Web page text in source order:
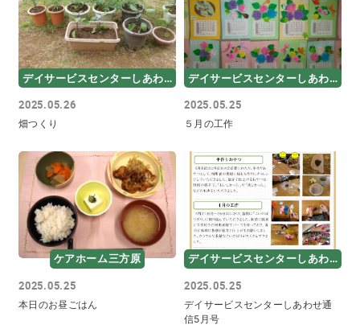
デイサービスセンターしあわせ
2025.05.26
畑つくり
デイサービスセンターしあわせ
2025.05.25
５月の工作
ケアホーム三方原
2025.05.25
本日のお昼ごはん
デイサービスセンターしあわせ
2025.05.25
デイサービスセンターしあわせ通
信5月号